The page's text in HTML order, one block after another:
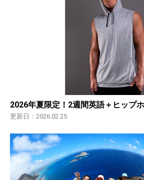
2026年夏限定！2週間英語＋ヒップ
更新日：2026.02.25